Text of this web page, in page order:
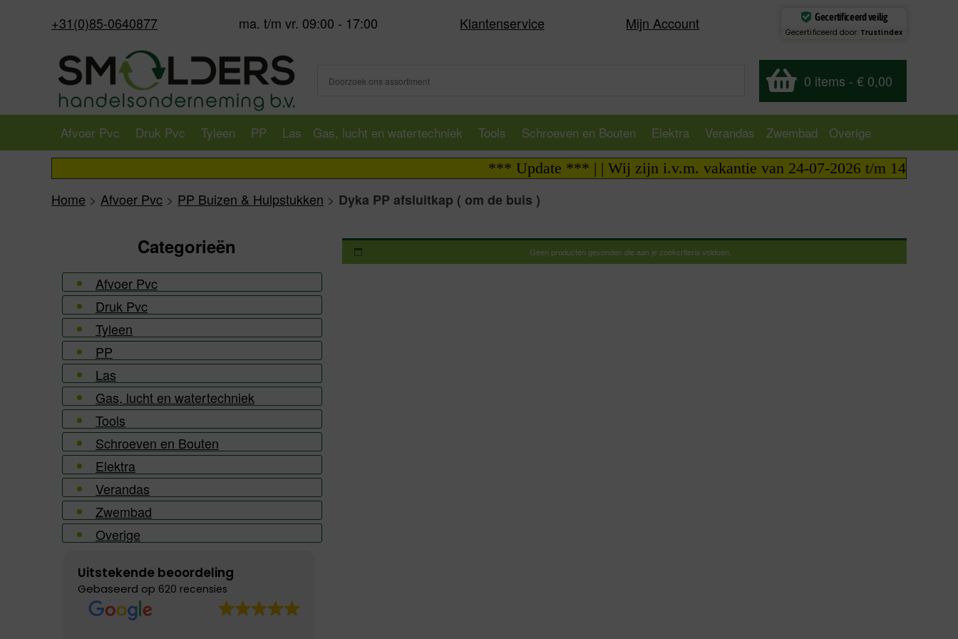
+31(0)85-0640877 ma. t/m vr. 09:00 - 17:00 Klantenservice Mijn Account Gecertificeerd veilig
Gecertificeerd door: Trustindex
0 items - € 0,00
Afvoer Pvc Druk Pvc Tyleen PP Las Gas, lucht en watertechniek Tools Schroeven en Bouten Elektra Verandas Zwembad
Overige
*** Update *** | | Wij zijn i.v.m. vakantie van 24-07-2026 t/m 14-08-2026
Home > Afvoer Pvc > PP Buizen & Hulpstukken > Dyka PP afsluitkap ( om de buis )
Categorieën
Afvoer Pvc
Druk Pvc
Tyleen
PP
Las
Gas, lucht en watertechniek
Tools
Schroeven en Bouten
Elektra
Verandas
Zwembad
Overige
Uitstekende beoordeling
Gebaseerd op 620 recensies
Geen producten gevonden die aan je zoekcriteria voldoen.